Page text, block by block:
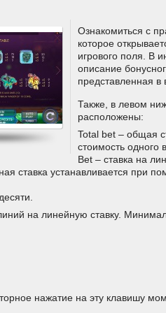
Ознакомиться с
которое
игрового поля. В
описание
представленная в
Также, в левом
расположены:
Total bet – общая
стоимость
Bet – ставка на
ставка устанавливается при
на линейную ставку.
нажатие на эту клавишу